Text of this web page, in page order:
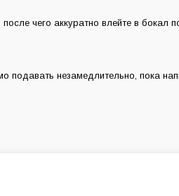
чего аккуратно влейте в бокал
подавать незамедлительно, пока